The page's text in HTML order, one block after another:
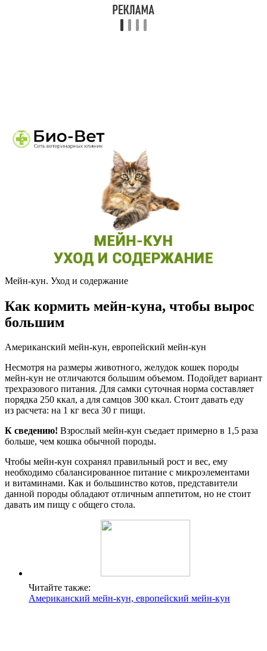
Мейн-кун. Уход и содержание
Как кормить мейн-куна, чтобы вырос
большим
Американский мейн-кун, европейский мейн-кун
Несмотря на размеры животного, желудок кошек породы
мейн-кун не отличаются большим объемом. Подойдет вариант
трехразового питания. Для самки суточная норма составляет
порядка 250 ккал, а для самцов 300 ккал. Стоит давать еду
из расчета: на 1 кг веса 30 г пищи.
К сведению! Взрослый мейн-кун съедает примерно в 1,5 раза
больше, чем кошка обычной породы.
Чтобы мейн-кун сохранял правильный рост и вес, ему
необходимо сбалансированное питание с микроэлементами
и витаминами. Как и большинство котов, представители
данной породы обладают отличным аппетитом, но не стоит
давать им пищу с общего стола.
Читайте также:
Американский мейн-кун, европейский мейн-кун